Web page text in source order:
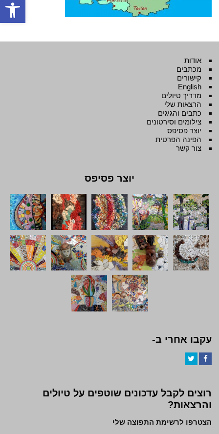
אודות
מכתבים
קישורים
English
מדריך טיולים
הרצאות שלי
כתבים והגיגים
צילומים וסירטונים
יוצר פסיפס
הפינה הפרטית
צור קשר
יוצר פסיפס
עקבו אחרי ב-
רוצים לקבל עדכונים שוטפים על טיולים
והרצאות?
הצטרפו לרשימת התפוצה שלי